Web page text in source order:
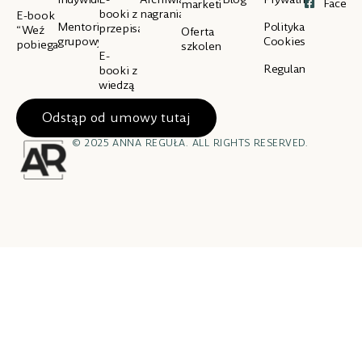
E-book
“Weź
pobiegaj”
Mentoring
grupowy
booki z
przepisami
E-
booki z
wiedzą
nagrania
marketingowa
Oferta
szkoleniowa
Polityka
Cookies
Regulamin
Odstąp od umowy tutaj
© 2025 ANNA REGUŁA. ALL RIGHTS RESERVED.